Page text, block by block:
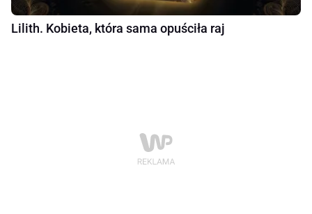
Lilith. Kobieta, która sama opuściła raj